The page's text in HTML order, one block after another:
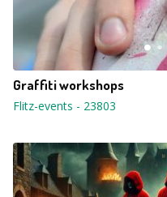
Graffiti workshops
Flitz-events - 23803